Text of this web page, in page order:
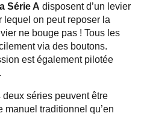
Série A disposent d’un levier
lequel on peut reposer la
ne bouge pas ! Tous les
via des boutons.
est également pilotée
séries peuvent être
traditionnel qu’en